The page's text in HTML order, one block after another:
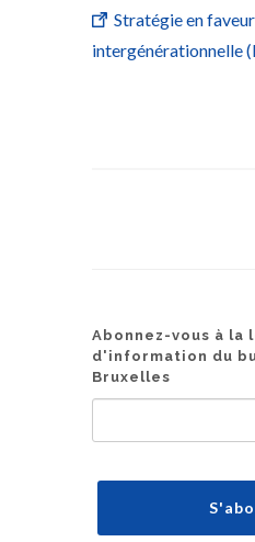
Stratégie en
intergénérationnelle
Abonnez-vous à la
d'information du
Bruxelles